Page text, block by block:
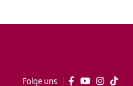
Folge uns